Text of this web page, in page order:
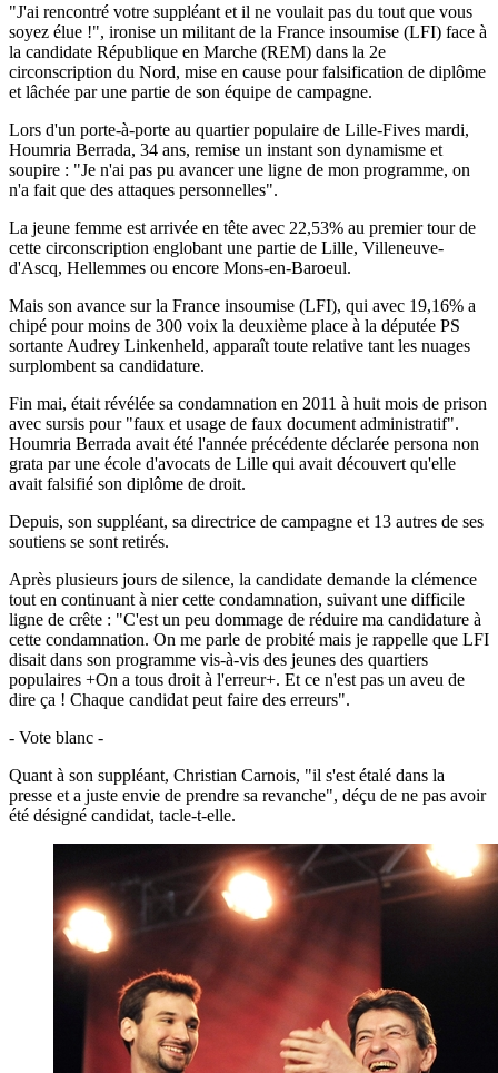
"J'ai rencontré votre suppléant et il ne voulait pas du tout que vous
soyez élue !", ironise un militant de la France insoumise (LFI) face à
la candidate République en Marche (REM) dans la 2e
circonscription du Nord, mise en cause pour falsification de diplôme
et lâchée par une partie de son équipe de campagne.
Lors d'un porte-à-porte au quartier populaire de Lille-Fives mardi,
Houmria Berrada, 34 ans, remise un instant son dynamisme et
soupire : "Je n'ai pas pu avancer une ligne de mon programme, on
n'a fait que des attaques personnelles".
La jeune femme est arrivée en tête avec 22,53% au premier tour de
cette circonscription englobant une partie de Lille, Villeneuve-
d'Ascq, Hellemmes ou encore Mons-en-Baroeul.
Mais son avance sur la France insoumise (LFI), qui avec 19,16% a
chipé pour moins de 300 voix la deuxième place à la députée PS
sortante Audrey Linkenheld, apparaît toute relative tant les nuages
surplombent sa candidature.
Fin mai, était révélée sa condamnation en 2011 à huit mois de prison
avec sursis pour "faux et usage de faux document administratif".
Houmria Berrada avait été l'année précédente déclarée persona non
grata par une école d'avocats de Lille qui avait découvert qu'elle
avait falsifié son diplôme de droit.
Depuis, son suppléant, sa directrice de campagne et 13 autres de ses
soutiens se sont retirés.
Après plusieurs jours de silence, la candidate demande la clémence
tout en continuant à nier cette condamnation, suivant une difficile
ligne de crête : "C'est un peu dommage de réduire ma candidature à
cette condamnation. On me parle de probité mais je rappelle que LFI
disait dans son programme vis-à-vis des jeunes des quartiers
populaires +On a tous droit à l'erreur+. Et ce n'est pas un aveu de
dire ça ! Chaque candidat peut faire des erreurs".
- Vote blanc -
Quant à son suppléant, Christian Carnois, "il s'est étalé dans la
presse et a juste envie de prendre sa revanche", déçu de ne pas avoir
été désigné candidat, tacle-t-elle.